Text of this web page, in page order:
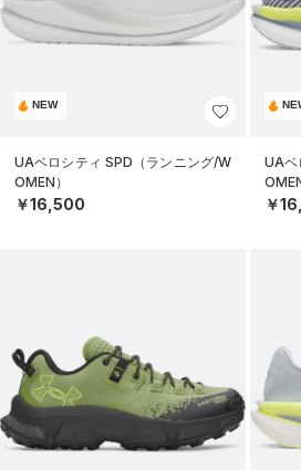
NEW
UAベロシティ SPD（ランニング/W
OMEN）
￥16,500
UAベ
￥